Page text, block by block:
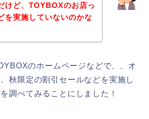
けど、TOYBOXのお店っ
を実施していないのかな
のホームページなどで、、オ
秋限定の割引セールなどを実施し
調べてみることにしました！